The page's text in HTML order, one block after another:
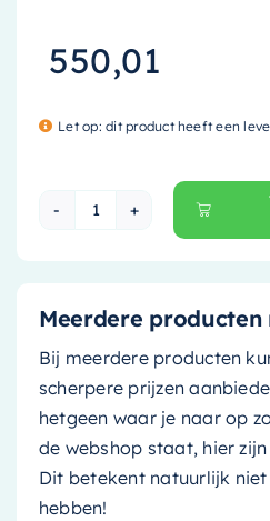
550,01
Let op: dit product heeft een
Mondiaz EASY Nis
Meerdere producten
Bij meerdere producten
scherpere prijzen
hetgeen waar je naar op
de webshop staat, hier
Dit betekent natuurlijk
hebben!